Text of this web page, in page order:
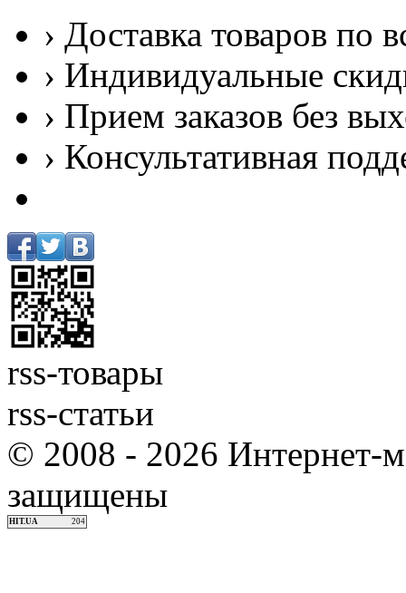
› Доставка товаров по
› Индивидуальные
› Прием заказов без
› Консультативная
rss-товары
rss-статьи
© 2008 - 2026 Интернет-
защищены
HIT.UA 204